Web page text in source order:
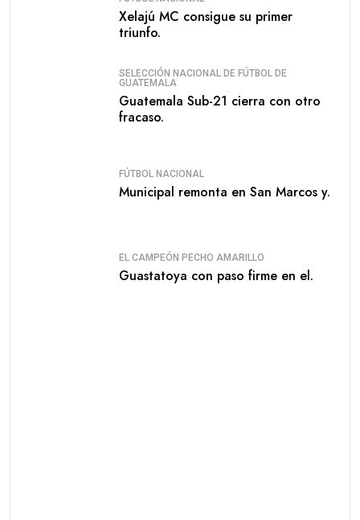
Xelajú MC consigue su primer
triunfo.
SELECCIÓN NACIONAL DE FÚTBOL DE
GUATEMALA
Guatemala Sub-21 cierra con otro
fracaso.
FÚTBOL NACIONAL
Municipal remonta en San Marcos y.
EL CAMPEÓN PECHO AMARILLO
Guastatoya con paso firme en el.